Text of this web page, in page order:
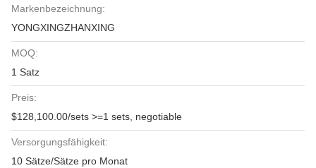
Markenbezeichnung:
YONGXINGZHANXING
MOQ:
1 Satz
Preis:
$128,100.00/sets >=1 sets, negotiable
Versorgungsfähigkeit:
10 Sätze/Sätze pro Monat